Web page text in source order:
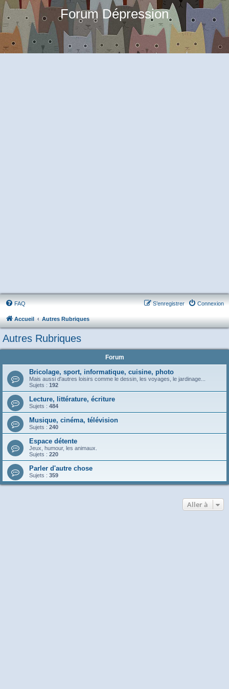
Forum Dépression
FAQ Connexion
S’enregistrer
Accueil Autres Rubriques
Autres Rubriques
Forum
Bricolage, sport, informatique, cuisine, photo
Mais aussi d'autres loisirs comme le dessin, les voyages, le jardinage...
Sujets : 192
Lecture, littérature, écriture
Sujets : 484
Musique, cinéma, télévision
Sujets : 240
Espace détente
Jeux, humour, les animaux.
Sujets : 220
Parler d'autre chose
Sujets : 359
Aller à